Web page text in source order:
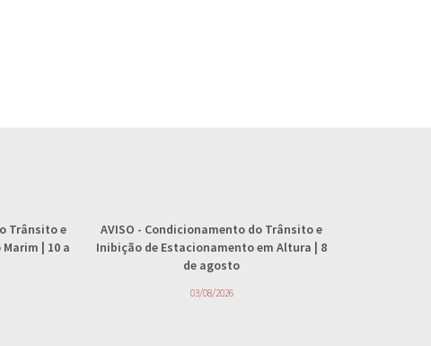
Trânsito e
| 10 a
AVISO - Condicionamento do Trânsito e
Inibição de Estacionamento em Altura | 8
de agosto
03/08/2026